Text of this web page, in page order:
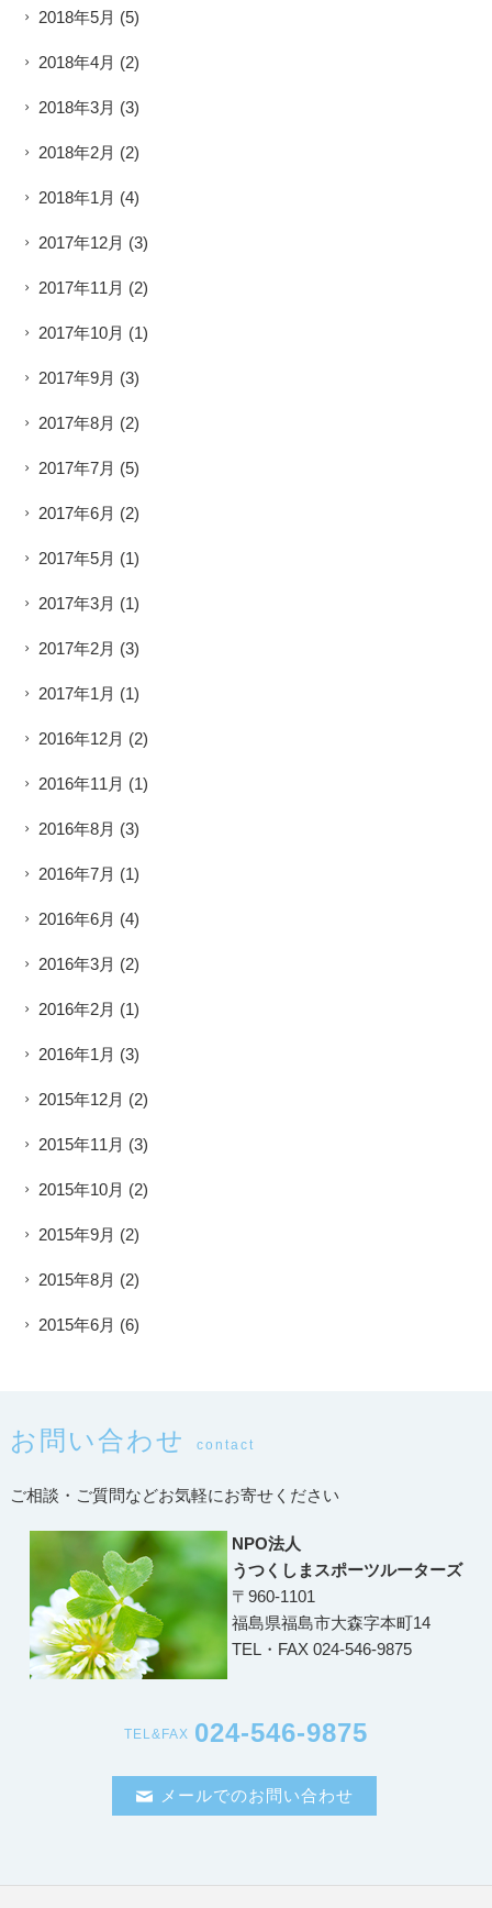
2018年5月 (5)
2018年4月 (2)
2018年3月 (3)
2018年2月 (2)
2018年1月 (4)
2017年12月 (3)
2017年11月 (2)
2017年10月 (1)
2017年9月 (3)
2017年8月 (2)
2017年7月 (5)
2017年6月 (2)
2017年5月 (1)
2017年3月 (1)
2017年2月 (3)
2017年1月 (1)
2016年12月 (2)
2016年11月 (1)
2016年8月 (3)
2016年7月 (1)
2016年6月 (4)
2016年3月 (2)
2016年2月 (1)
2016年1月 (3)
2015年12月 (2)
2015年11月 (3)
2015年10月 (2)
2015年9月 (2)
2015年8月 (2)
2015年6月 (6)
お問い合わせ contact
ご相談・ご質問などお気軽にお寄せください
NPO法人
うつくしまスポーツルーターズ
〒960-1101
福島県福島市大森字本町14
TEL・FAX 024-546-9875
TEL&FAX 024-546-9875
メールでのお問い合わせ